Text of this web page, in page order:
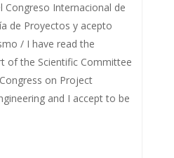
Congreso Internacional de
de Proyectos y acepto
/ I have read the
of the Scientific Committee
on Project
and I accept to be